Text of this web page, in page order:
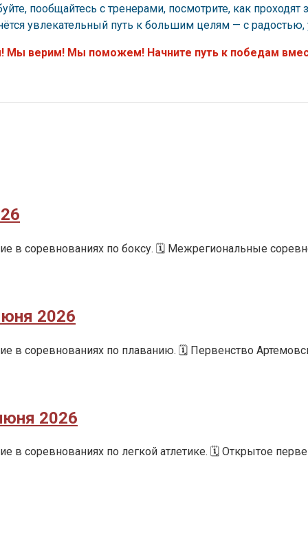
пообщайтесь с тренерами, посмотрите, как проходят
увлекательный путь к большим целям — с
верим! Мы поможем! Начните путь к победам
в соревнованиях по боксу. 🗓️ Межрегиональные
2026
в соревнованиях по плаванию. 🗓️ Первенство
2026
в соревнованиях по легкой атлетике. 🗓️ Открытое